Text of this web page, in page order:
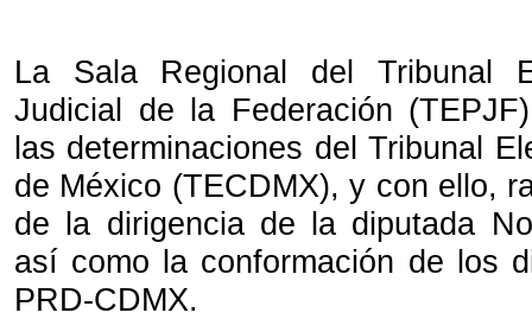
La Sala Regional del Tribunal
Judicial de la Federación
las determinaciones del Tribunal
de México (TECDMX), y con ello,
de la dirigencia de la diputada
así como la conformación de los
PRD-CDMX.